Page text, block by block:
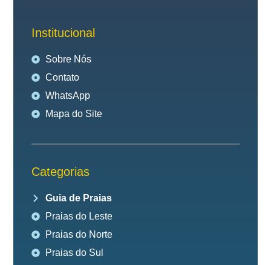
Institucional
Sobre Nós
Contato
WhatsApp
Mapa do Site
Categorias
Guia de Praias
Praias do Leste
Praias do Norte
Praias do Sul